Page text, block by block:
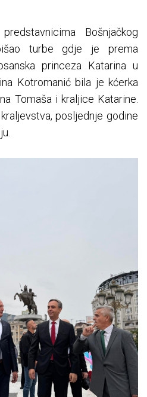
Bošnjačkog
turbe gdje je prema
princeza Katarina u
Kotromanić bila je kćerka
Tomaša i kraljice Katarine.
posljednje godine